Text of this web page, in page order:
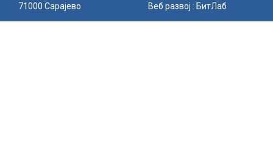
71000 Сарајево
Веб развој : БитЛаб